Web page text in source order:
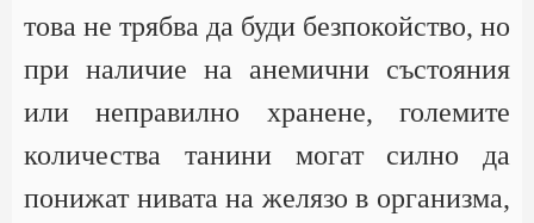
това не трябва да буди безпокойство, но
при наличие на анемични състояния
или неправилно хранене, големите
количества танини могат силно да
понижат нивата на желязо в организма,